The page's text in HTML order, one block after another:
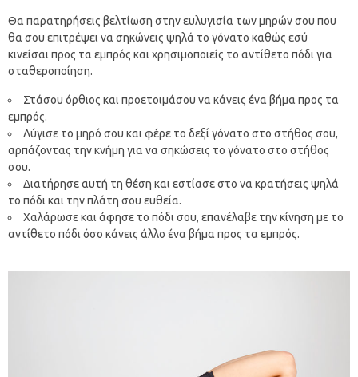
Θα παρατηρήσεις βελτίωση στην ευλυγισία των μηρών σου που
θα σου επιτρέψει να σηκώνεις ψηλά το γόνατο καθώς εσύ
κινείσαι προς τα εμπρός και χρησιμοποιείς το αντίθετο πόδι για
σταθεροποίηση.
Στάσου όρθιος και προετοιμάσου να κάνεις ένα βήμα προς τα
εμπρός.
Λύγισε το μηρό σου και φέρε το δεξί γόνατο στο στήθος σου,
αρπάζοντας την κνήμη για να σηκώσεις το γόνατο στο στήθος
σου.
Διατήρησε αυτή τη θέση και εστίασε στο να κρατήσεις ψηλά
το πόδι και την πλάτη σου ευθεία.
Χαλάρωσε και άφησε το πόδι σου, επανέλαβε την κίνηση με το
αντίθετο πόδι όσο κάνεις άλλο ένα βήμα προς τα εμπρός.